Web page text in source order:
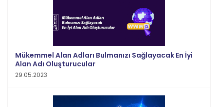
Mükemmel Alan Adları Bulmanızı Sağlayacak En İyi
Alan Adı Oluşturucular
29.05.2023